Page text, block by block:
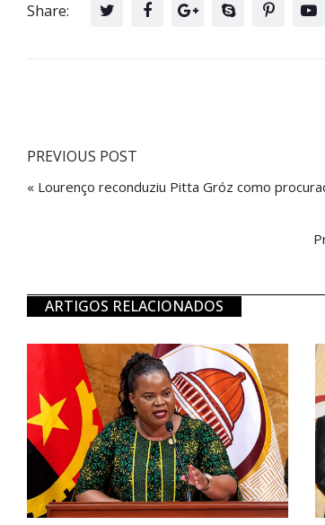
Share:
PREVIOUS POST
« Lourenço reconduziu Pitta Gróz como
ARTIGOS RELACIONADOS